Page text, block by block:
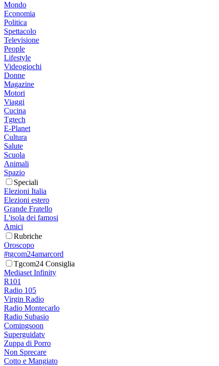
Mondo
Economia
Politica
Spettacolo
Televisione
People
Lifestyle
Videogiochi
Donne
Magazine
Motori
Viaggi
Cucina
Tgtech
E-Planet
Cultura
Salute
Scuola
Animali
Spazio
Speciali
Elezioni Italia
Elezioni estero
Grande Fratello
L'isola dei famosi
Amici
Rubriche
Oroscopo
#tgcom24amarcord
Tgcom24 Consiglia
Mediaset Infinity
R101
Radio 105
Virgin Radio
Radio Montecarlo
Radio Subasio
Comingsoon
Superguidatv
Zuppa di Porro
Non Sprecare
Cotto e Mangiato